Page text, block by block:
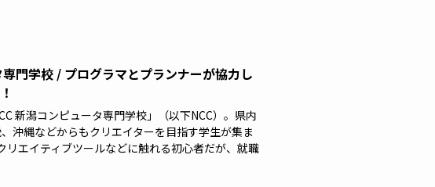
門学校 / プログラマとプランナーが協力し
新潟コンピュータ専門学校」（以下NCC）。県内
沖縄などからもクリエイターを目指す学生が集ま
リエイティブツールなどに触れる初心者だが、就職